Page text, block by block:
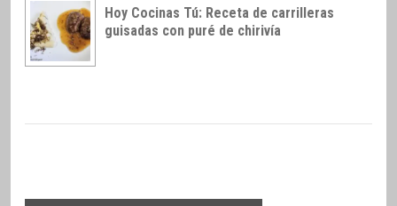
Hoy Cocinas Tú: Receta de carrilleras
guisadas con puré de chirivía